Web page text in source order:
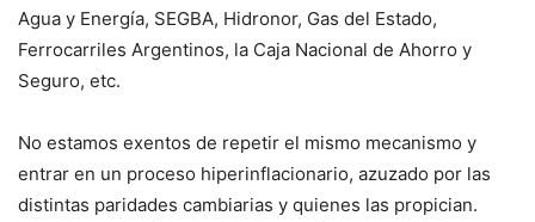
Agua y Energía, SEGBA, Hidronor, Gas del Estado,
Ferrocarriles Argentinos, la Caja Nacional de Ahorro y
Seguro, etc.
No estamos exentos de repetir el mismo mecanismo y
entrar en un proceso hiperinflacionario, azuzado por las
distintas paridades cambiarias y quienes las propician.